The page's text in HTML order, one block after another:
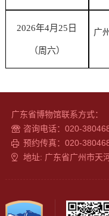
2026年4月25日
（周六）
广
广东省博物馆联系方式：
咨询电话：020-
预约传真：020-
地址: 广东省广州市天